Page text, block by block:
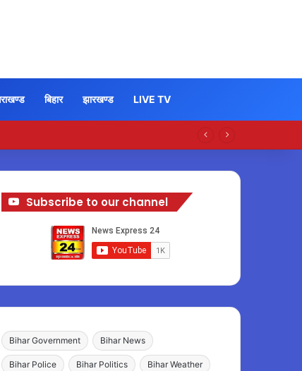
बिहार झारखण्ड LIVE TV
Subscribe to our channel
Bihar Government Bihar News
Bihar Police Bihar Politics Bihar Weather